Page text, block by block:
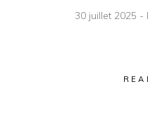
30 juillet 2025